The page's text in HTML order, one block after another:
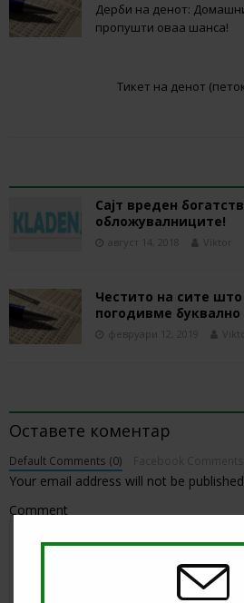
Дерби на денот:
пропушти оваа шанса!
Тикет на денот
Сајт вреден
обложувалниците!
август 14, 2018 Viktor
Честито на сите
погодивме буквално
февруари 12, 2019
Оставете коментар
Default Comments (0)
Your email address will not be
Comment